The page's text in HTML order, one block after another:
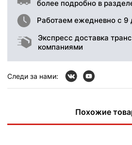
более подробно в
Работаем ежедневно с 9
Экспресс доставка
компаниями
Следи за нами:
Похожие